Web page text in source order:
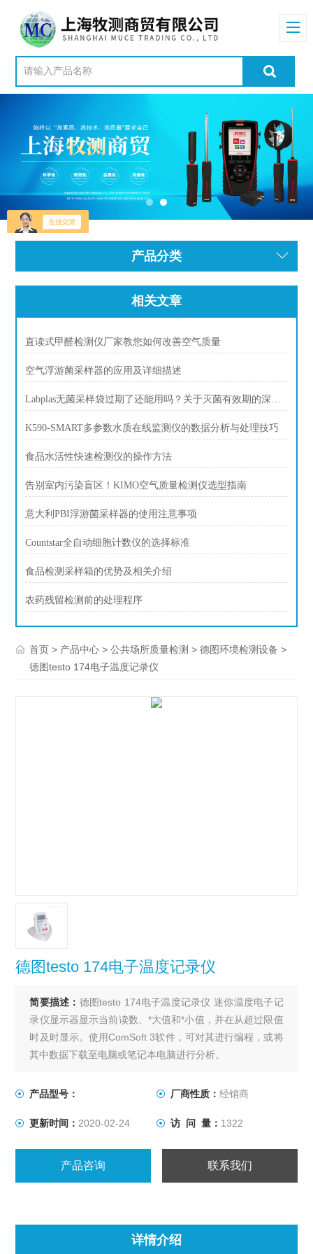
产品分类
相关文章
直读式甲醛检测仪厂家教您如何改善空气质量
空气浮游菌采样器的应用及详细描述
Labplas无菌采样袋过期了还能用吗？关于灭菌有效期的深度解答
K590-SMART多参数水质在线监测仪的数据分析与处理技巧
食品水活性快速检测仪的操作方法
告别室内污染盲区！KIMO空气质量检测仪选型指南
意大利PBI浮游菌采样器的使用注意事项
Countstar全自动细胞计数仪的选择标准
食品检测采样箱的优势及相关介绍
农药残留检测前的处理程序
首页 > 产品中心 >公共场所质量检测 >德图环境检测设备 >
德图testo 174电子温度记录仪
德图testo 174电子温度记录仪
简要描述： 德图testo 174电子温度记录仪 迷你温度电子记
录仪显示器显示当前读数、*大值和*小值，并在从超过限值
时及时显示。使用ComSoft 3软件，可对其进行编程，或将
其中数据下载至电脑或笔记本电脑进行分析。
产品型号： 厂商性质： 经销商
更新时间： 2020-02-24 访 问 量： 1322
产品咨询 联系我们
详情介绍